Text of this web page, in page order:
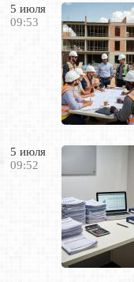
5 июля
09:53
5 июля
09:52